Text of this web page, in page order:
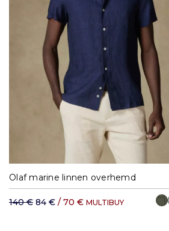
S M L XL
Olaf marine linnen overhemd
140 € 84 € / 70 € MULTIBUY